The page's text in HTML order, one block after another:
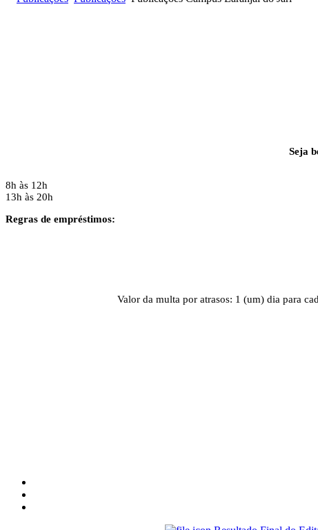
Seja
8h às 12h
13h às 20h
Regras de empréstimos:
Valor da multa por atrasos: 1 (um) dia para